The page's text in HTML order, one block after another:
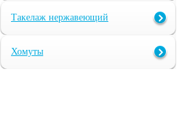
Такелаж нержавеющий
Хомуты